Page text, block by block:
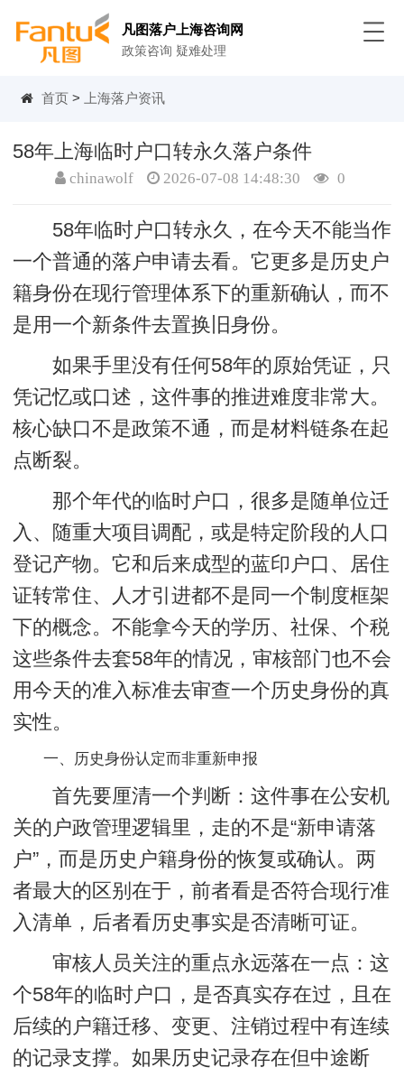
凡图落户上海咨询网
政策咨询 疑难处理
首页 > 上海落户资讯
58年上海临时户口转永久落户条件
chinawolf 2026-07-08 14:48:30 0
58年临时户口转永久，在今天不能当作
一个普通的落户申请去看。它更多是历史户
籍身份在现行管理体系下的重新确认，而不
是用一个新条件去置换旧身份。
如果手里没有任何58年的原始凭证，只
凭记忆或口述，这件事的推进难度非常大。
核心缺口不是政策不通，而是材料链条在起
点断裂。
那个年代的临时户口，很多是随单位迁
入、随重大项目调配，或是特定阶段的人口
登记产物。它和后来成型的蓝印户口、居住
证转常住、人才引进都不是同一个制度框架
下的概念。不能拿今天的学历、社保、个税
这些条件去套58年的情况，审核部门也不会
用今天的准入标准去审查一个历史身份的真
实性。
一、历史身份认定而非重新申报
首先要厘清一个判断：这件事在公安机
关的户政管理逻辑里，走的不是“新申请落
户”，而是历史户籍身份的恢复或确认。两
者最大的区别在于，前者看是否符合现行准
入清单，后者看历史事实是否清晰可证。
审核人员关注的重点永远落在一点：这
个58年的临时户口，是否真实存在过，且在
后续的户籍迁移、变更、注销过程中有连续
的记录支撑。如果历史记录存在但中途断